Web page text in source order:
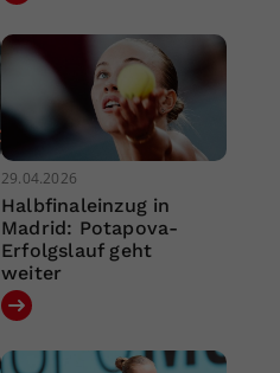
29.04.2026
Halbfinaleinzug in
Madrid: Potapova-
Erfolgslauf geht
weiter